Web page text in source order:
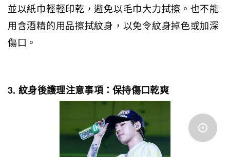
並以紙巾輕輕印乾，避免以毛巾大力拭擦。也不能
用含酒精的用品擦拭紋身，以免令紋身掉色或加深
傷口。
3. 紋身後護理注意事項：保持傷口乾爽